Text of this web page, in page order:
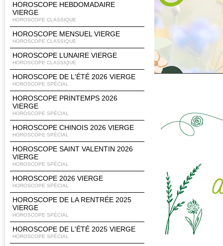
Bélier Taureau Gémeaux Cancer
Lion Vierge Balance Scorpion
Sagittaire Capricorne Verseau Poissons
HOROSCOPE HEBDOMADAIRE
VIERGE
HOROSCOPE CLASSIQUE
HOROSCOPE MENSUEL VIERGE
HOROSCOPE CLASSIQUE
HOROSCOPE LUNAIRE VIERGE
HOROSCOPE CLASSIQUE
HOROSCOPE DE L'ÉTÉ 2026 VIERGE
HOROSCOPE SPÉCIAL
HOROSCOPE PRINTEMPS 2026
VIERGE
HOROSCOPE SPÉCIAL
HOROSCOPE CHINOIS 2026 VIERGE
HOROSCOPE SPÉCIAL
HOROSCOPE SAINT VALENTIN 2026
VIERGE
HOROSCOPE SPÉCIAL
HOROSCOPE 2026 VIERGE
HOROSCOPE SPÉCIAL
HOROSCOPE DE LA RENTRÉE 2025
VIERGE
HOROSCOPE SPÉCIAL
HOROSCOPE DE L'ÉTÉ 2025 VIERGE
HOROSCOPE SPÉCIAL